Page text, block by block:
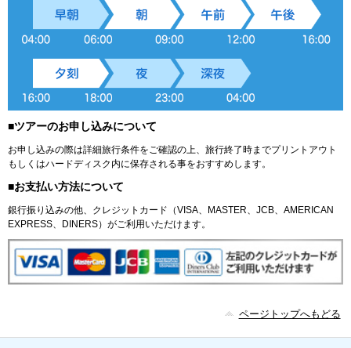
■ツアーのお申し込みについて
お申し込みの際は詳細旅行条件をご確認の上、旅行終了時までプリントアウト
もしくはハードディスク内に保存される事をおすすめします。
■お支払い方法について
銀行振り込みの他、クレジットカード（VISA、MASTER、JCB、AMERICAN
EXPRESS、DINERS）がご利用いただけます。
ページトップへもどる